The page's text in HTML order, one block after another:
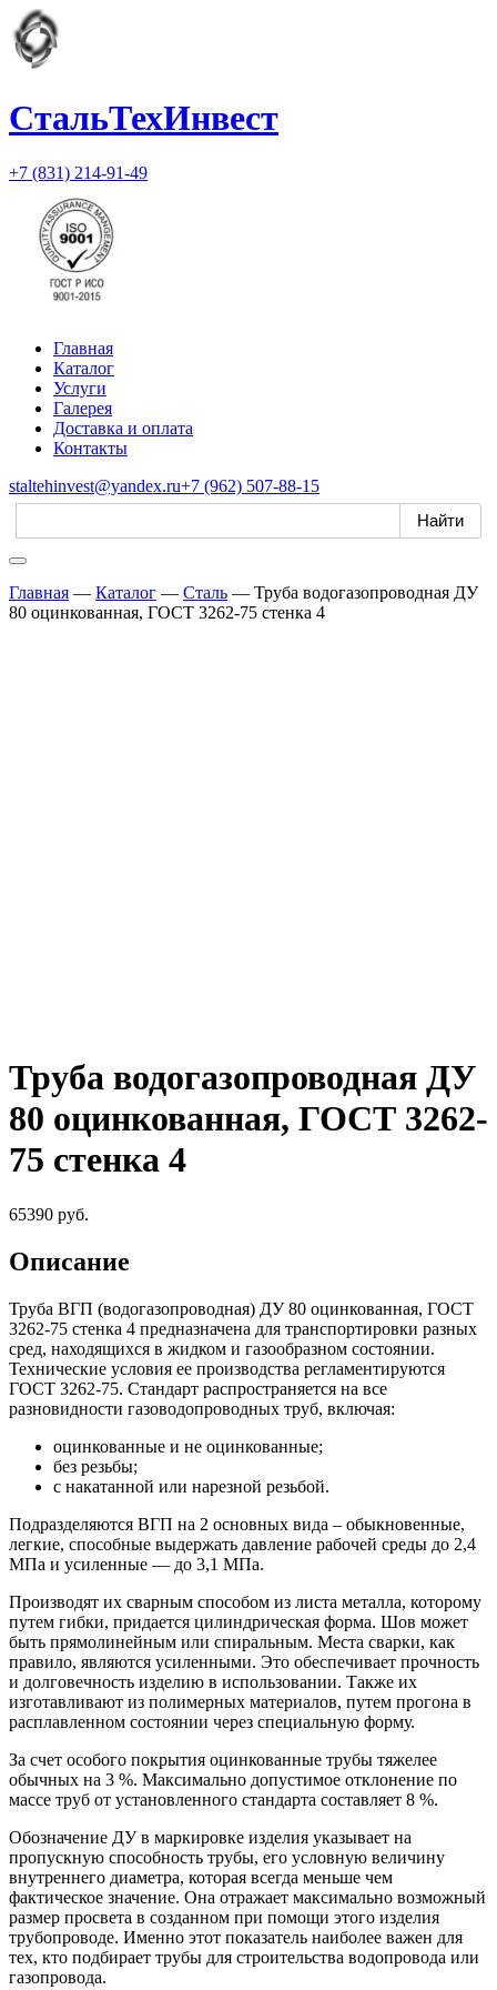
СтальТехИнвест
+7 (831) 214-91-49
Главная
Каталог
Услуги
Галерея
Доставка и оплата
Контакты
staltehinvest@yandex.ru+7 (962) 507-88-15
Главная — Каталог — Сталь — Труба водогазопроводная ДУ
80 оцинкованная, ГОСТ 3262-75 стенка 4
Труба водогазопроводная ДУ
80 оцинкованная, ГОСТ 3262-
75 стенка 4
65390 руб.
Описание
Труба ВГП (водогазопроводная) ДУ 80 оцинкованная, ГОСТ
3262-75 стенка 4 предназначена для транспортировки разных
сред, находящихся в жидком и газообразном состоянии.
Технические условия ее производства регламентируются
ГОСТ 3262-75. Стандарт распространяется на все
разновидности газоводопроводных труб, включая:
оцинкованные и не оцинкованные;
без резьбы;
с накатанной или нарезной резьбой.
Подразделяются ВГП на 2 основных вида – обыкновенные,
легкие, способные выдержать давление рабочей среды до 2,4
МПа и усиленные — до 3,1 МПа.
Производят их сварным способом из листа металла, которому
путем гибки, придается цилиндрическая форма. Шов может
быть прямолинейным или спиральным. Места сварки, как
правило, являются усиленными. Это обеспечивает прочность
и долговечность изделию в использовании. Также их
изготавливают из полимерных материалов, путем прогона в
расплавленном состоянии через специальную форму.
За счет особого покрытия оцинкованные трубы тяжелее
обычных на 3 %. Максимально допустимое отклонение по
массе труб от установленного стандарта составляет 8 %.
Обозначение ДУ в маркировке изделия указывает на
пропускную способность трубы, его условную величину
внутреннего диаметра, которая всегда меньше чем
фактическое значение. Она отражает максимально возможный
размер просвета в созданном при помощи этого изделия
трубопроводе. Именно этот показатель наиболее важен для
тех, кто подбирает трубы для строительства водопровода или
газопровода.